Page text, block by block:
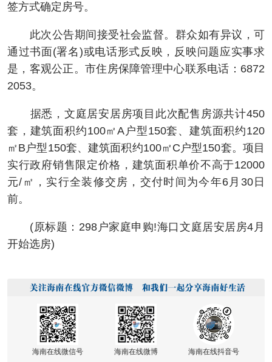
签方式确定房号。
此次公告期间接受社会监督。群众如有异议，可
通过书面(署名)或电话形式反映，反映问题应实事求
是，客观公正。市住房保障管理中心联系电话：6872
2053。
据悉，文庭居安居房项目此次配售房源共计450
套，建筑面积约100㎡A户型150套、建筑面积约120
㎡B户型150套、建筑面积约100㎡C户型150套。项目
实行政府销售限定价格，建筑面积单价不高于12000
元/㎡，实行全装修交房，交付时间为今年6月30日
前。
(原标题：​298户家庭申购!海口文庭居安居房4月
开始选房)
海南在线微信号 海南在线微博 海南在线抖音号